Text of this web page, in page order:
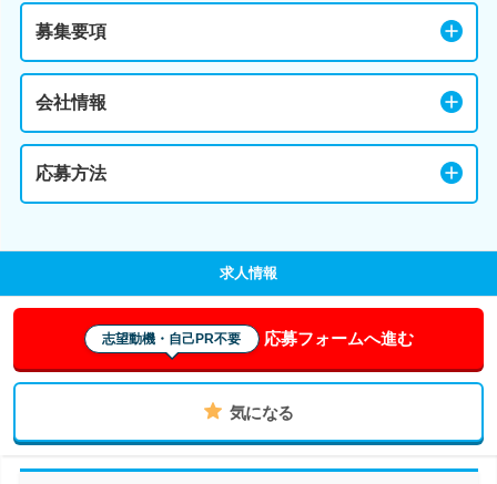
募集要項
会社情報
応募方法
求人情報
志望動機・自己PR不要 応募フォームへ進む
気になる